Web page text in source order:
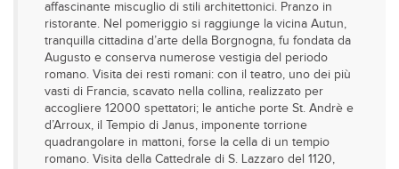
affascinante miscuglio di stili architettonici. Pranzo in
ristorante. Nel pomeriggio si raggiunge la vicina Autun,
tranquilla cittadina d’arte della Borgnogna, fu fondata da
Augusto e conserva numerose vestigia del periodo
romano. Visita dei resti romani: con il teatro, uno dei più
vasti di Francia, scavato nella collina, realizzato per
accogliere 12000 spettatori; le antiche porte St. Andrè e
d’Arroux, il Tempio di Janus, imponente torrione
quadrangolare in mattoni, forse la cella di un tempio
romano. Visita della Cattedrale di S. Lazzaro del 1120,